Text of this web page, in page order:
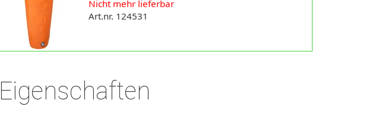
Nicht mehr lieferbar
Art.nr. 124531
Eigenschaften